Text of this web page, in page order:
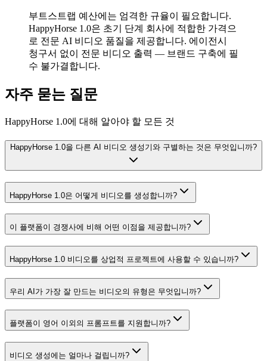
부트스트랩 예산에는 엄격한 규율이 필요합니다.
HappyHorse 1.0은 초기 단계 회사에 적합한 가격으
로 전문 AI 비디오 품질을 제공합니다. 에이전시
청구서 없이 전문 비디오 출력 — 브랜드 구축에 필
수 불가결합니다.
자주 묻는 질문
HappyHorse 1.0에 대해 알아야 할 모든 것
HappyHorse 1.0을 다른 AI 비디오 생성기와 구별하는 것은 무엇입니까?
HappyHorse 1.0은 어떻게 비디오를 생성합니까?
이 플랫폼이 경쟁사에 비해 어떤 이점을 제공합니까?
HappyHorse 1.0 비디오를 상업적 프로젝트에 사용할 수 있습니까?
우리 AI가 가장 잘 만드는 비디오의 유형은 무엇입니까?
플랫폼이 영어 이외의 프롬프트를 지원합니까?
비디오 생성에는 얼마나 걸립니까?